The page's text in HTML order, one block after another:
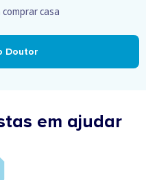
casa
Doutor
em ajudar